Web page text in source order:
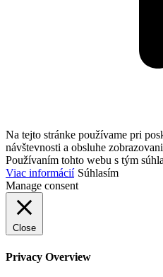
Na tejto stránke používame pri
návštevnosti a obsluhe
Používaním tohto webu s tým
Viac informácií Súhlasím
Manage consent
Close
Privacy Overview